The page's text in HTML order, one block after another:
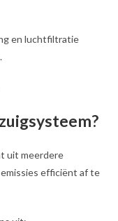
en luchtfiltratie
uit meerdere
efficiënt af te